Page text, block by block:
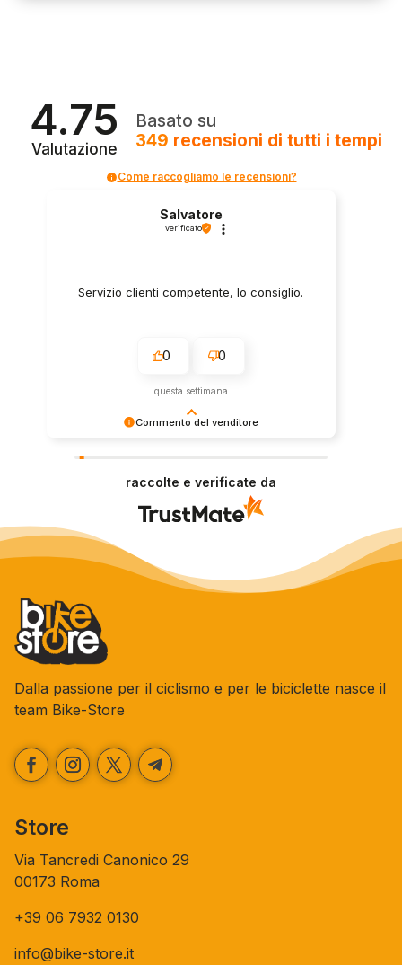
4.75
Valutazione
Basato su
349 recensioni di tutti i tempi
Come raccogliamo le recensioni?
Commento del venditore
fornire il servizio giusto a clienti così fantastici.
Salvatore
verificato
Servizio clienti competente, lo consiglio.
0 0
questa settimana
raccolte e verificate da
Dalla passione per il ciclismo e per le biciclette nasce il
team Bike-Store
Store
Via Tancredi Canonico 29
00173 Roma
+39 06 7932 0130
info@bike-store.it